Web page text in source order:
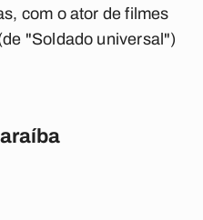
com o ator de filmes
"Soldado universal")